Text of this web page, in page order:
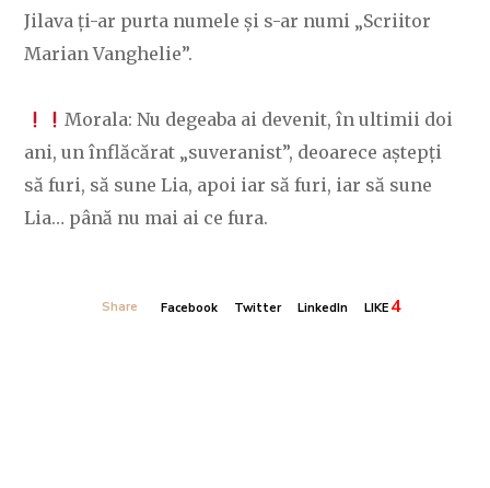
Jilava ți-ar purta numele și s-ar numi „Scriitor
Marian Vanghelie”.
Morala: Nu degeaba ai devenit, în ultimii doi
ani, un înflăcărat „suveranist”, deoarece aștepți
să furi, să sune Lia, apoi iar să furi, iar să sune
Lia… până nu mai ai ce fura.
Share Facebook Twitter LinkedIn LIKE 4